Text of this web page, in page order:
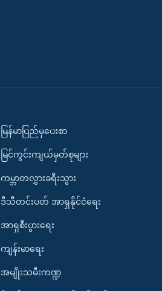
မြန်မာပြည်မှပေးစာ
မြင်ကွင်းကျယ်မှတ်စုများ
ကမ္ဘာတလွှားခရီးသွား
ဒီသီတင်းပတ် အာရှနိုင်ငံရေး
အာရှစီးပွားရေး
ကျန်းမာရေး
အမျိုးသမီးကဏ္ဍ